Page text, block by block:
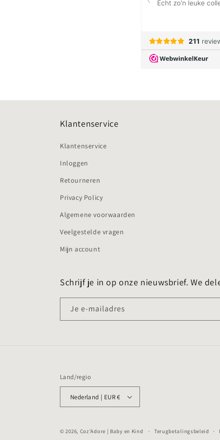
Klantenservice
Klantenservice
Inloggen
Retourneren
Privacy Policy
Algemene voorwaarden
Veelgestelde vragen
Mijn account
Schrijf je in op onze nieuwsbrief. We
Je e-mailadres
Land/regio
Nederland | EUR €
© 2026, Coz'Adore | Baby en Kind Terugbetalingsbeleid